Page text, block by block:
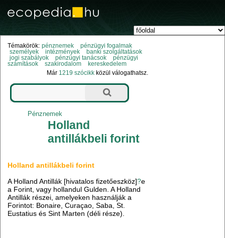
Témakörök: pénznemek
pénzügyi fogalmak
személyek
intézmények
banki szolgáltatások
jogi szabályok
pénzügyi tanácsok
pénzügyi
számítások
szakirodalom
kereskedelem
Már 1219 szócikk közül válogathatsz.
Pénznemek
Holland
antillákbeli forint
Holland antillákbeli forint
A Holland Antillák [hivatalos fizetőeszköz]?e
a Forint, vagy hollandul Gulden. A Holland
Antillák részei, amelyeken használják a
Forintot: Bonaire, Curaçao, Saba, St.
Eustatius és Sint Marten (déli része).